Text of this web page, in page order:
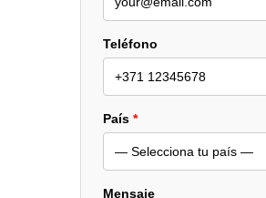
Teléfono
País *
Mensaje